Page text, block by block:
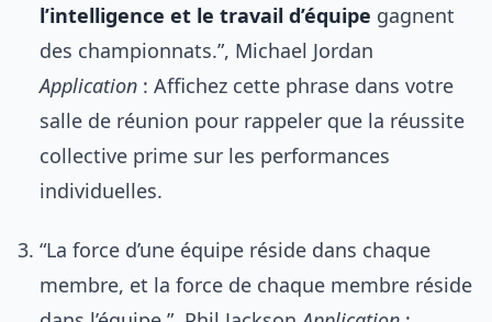
l’intelligence et le travail d’équipe gagnent
des championnats.”, Michael Jordan
Application : Affichez cette phrase dans votre
salle de réunion pour rappeler que la réussite
collective prime sur les performances
individuelles.
“La force d’une équipe réside dans chaque
membre, et la force de chaque membre réside